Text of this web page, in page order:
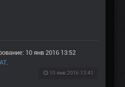
10 янв 2016 13:52
.
10 янв 2016 13:41